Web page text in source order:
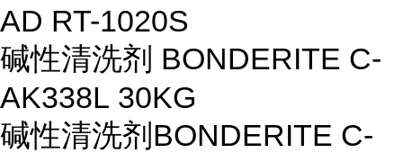
AD RT-1020S
碱性清洗剂 BONDERITE C-
AK338L 30KG
碱性清洗剂BONDERITE C-